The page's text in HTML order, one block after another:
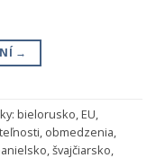
→
bielorusko,EU,
, obmedzenia,
,švajčiarsko,